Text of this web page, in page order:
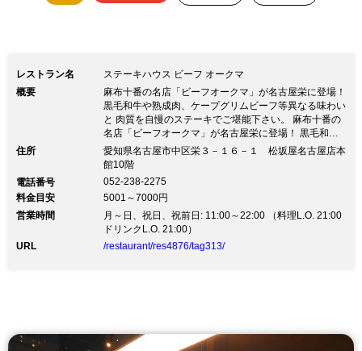
レストラン名
ステーキハウス ビーフ オークマ
概要
麻布十番の名店「ビーフオークマ」が名古屋栄に登場！
黒毛和牛や熟成肉、ケープグリムビーフ等異なる味わい
と 肉質を自慢のステーキでご堪能下さい。 麻布十番の
名店「ビーフオークマ」が名古屋栄に登場！ 黒毛和牛
や熟成肉、ケープグリムビーフ等異なる味わいと 肉質
を自慢のステーキでご堪能下さい。名古屋に「ステーキ
キは数種の牛肉から選べるスタイルが特徴です。 黒毛
和牛や奥深い味わいの熟成肉、貴重なタスマニア産ケー
プグリムビーフなどからお選び頂けます。 異なる味わ
いや肉質を自慢のステーキで存分にご堪能ください。
そのほか、自家製ハンバーグやローストビーフに肉屋の
住所
愛知県名古屋市中区栄３－１６－１ 松坂屋名古屋店本
館10階
電話番号
052-238-2275
料金目安
5001～7000円
営業時間
月～日、祝日、祝前日: 11:00～22:00 （料理L.O. 21:00
ドリンクL.O. 21:00）
URL
/restaurant/res4876/tag313/